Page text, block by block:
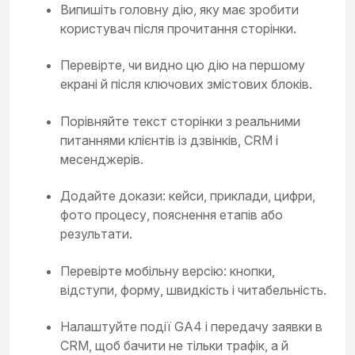
Випишіть головну дію, яку має зробити
користувач після прочитання сторінки.
Перевірте, чи видно цю дію на першому
екрані й після ключових змістових блоків.
Порівняйте текст сторінки з реальними
питаннями клієнтів із дзвінків, CRM і
месенджерів.
Додайте докази: кейси, приклади, цифри,
фото процесу, пояснення етапів або
результати.
Перевірте мобільну версію: кнопки,
відступи, форму, швидкість і читабельність.
Налаштуйте події GA4 і передачу заявки в
CRM, щоб бачити не тільки трафік, а й